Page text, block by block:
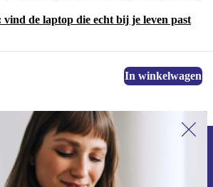
de laptop die echt bij je leven past
In winkelwagen
je aan voor onze nieuwsbrief en
€15 korting!